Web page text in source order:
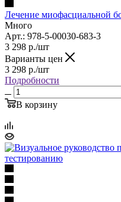
Лечение миофасциальной
Много
Арт.: 978-5-00030-683-3
3 298 р./шт
Варианты цен
3 298 р./шт
Подробности
В корзину